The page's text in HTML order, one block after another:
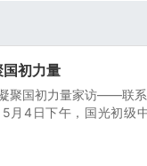
初力量
聚国初力量家访——联
月4日下午，国光初级